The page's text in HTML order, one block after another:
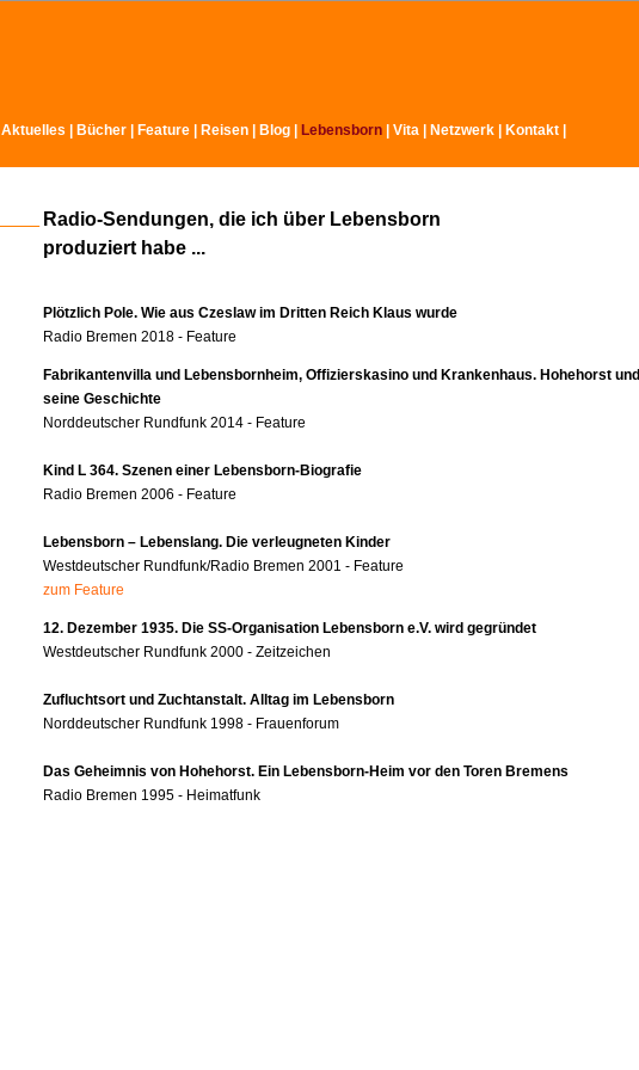
Aktuelles Bücher Feature Reisen Blog Lebensborn Vita Netzwerk Kontakt
Radio-Sendungen, die ich über Lebensborn
produziert habe ...
Plötzlich Pole. Wie aus Czeslaw im Dritten Reich Klaus wurde
Radio Bremen 2018 - Feature
Fabrikantenvilla und Lebensbornheim, Offizierskasino und Krankenhaus. Hohehorst und
seine Geschichte
Norddeutscher Rundfunk 2014 - Feature
Kind L 364. Szenen einer Lebensborn-Biografie
Radio Bremen 2006 - Feature
Lebensborn – Lebenslang. Die verleugneten Kinder
Westdeutscher Rundfunk/Radio Bremen 2001 - Feature
zum Feature
12. Dezember 1935. Die SS-Organisation Lebensborn e.V. wird gegründet
Westdeutscher Rundfunk 2000 - Zeitzeichen
Zufluchtsort und Zuchtanstalt. Alltag im Lebensborn
Norddeutscher Rundfunk 1998 - Frauenforum
Das Geheimnis von Hohehorst. Ein Lebensborn-Heim vor den Toren Bremens
Radio Bremen 1995 - Heimatfunk